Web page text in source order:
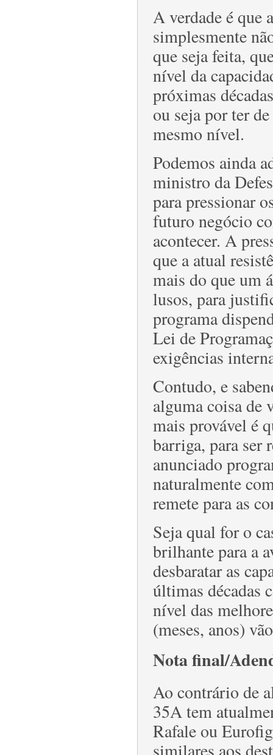
A verdade é que
simplesmente
que seja feita,
nível da
próximas
ou seja por ter
mesmo nível.
Podemos ainda
ministro da
para pressionar
futuro negócio
acontecer. A
que a atual
mais do que um
lusos, para
programa
Lei de
exigências
Contudo, e
alguma coisa de
mais provável é
barriga, para ser
anunciado
naturalmente
remete para as
Seja qual for o
brilhante para a
desbaratar as
últimas décadas
nível das
(meses, anos)
Nota final/
Ao contrário de
35A tem
Rafale ou
similares aos